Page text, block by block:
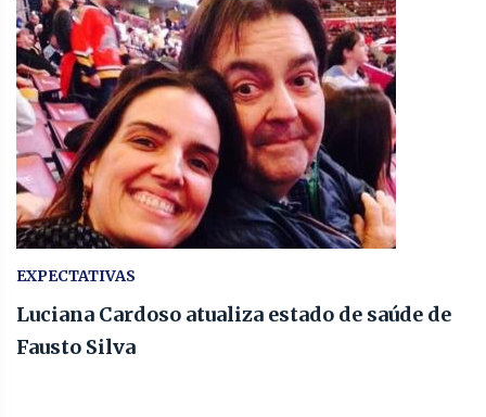
EXPECTATIVAS
Luciana Cardoso atualiza estado de saúde de
Fausto Silva